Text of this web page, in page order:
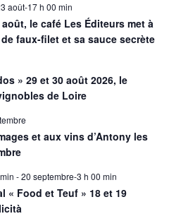
août-17 h 00 min
le café Les Éditeurs met à
faux-filet et sa sauce secrète
» 29 et 30 août 2026, le
de Loire
et aux vins d’Antony les
-20 septembre-3 h 00 min
« Food et Teuf » 18 et 19